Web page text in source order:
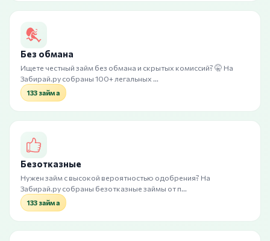
Без обмана
Ищете честный займ без обмана и скрытых комиссий? 🤫 На
Забирай.ру собраны 100+ легальных …
133 займа
Безотказные
Нужен займ с высокой вероятностью одобрения? На
Забирай.ру собраны безотказные займы от п…
133 займа